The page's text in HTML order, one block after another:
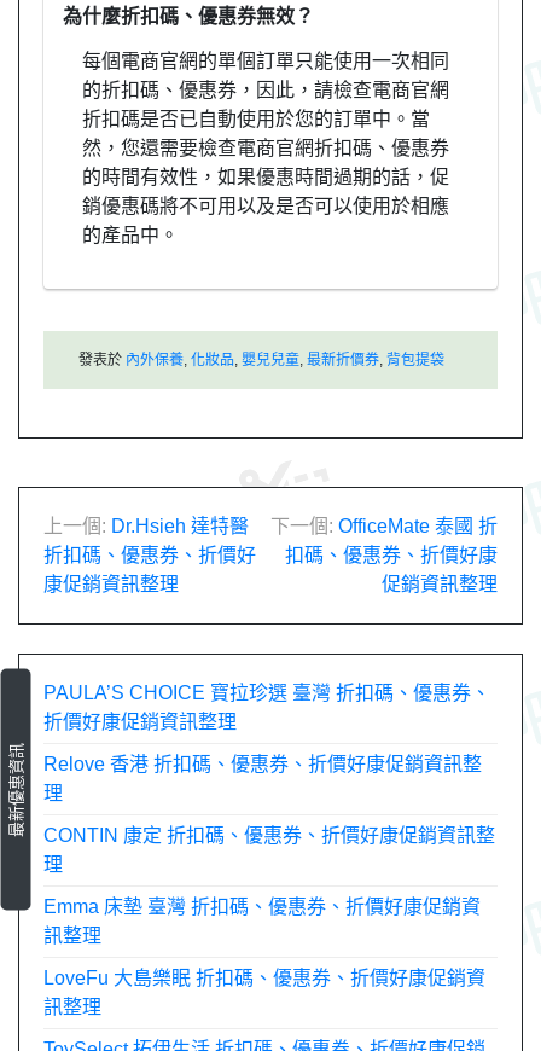
為什麼折扣碼、優惠券無效？
每個電商官網的單個訂單只能使用一次相同
的折扣碼、優惠券，因此，請檢查電商官網
折扣碼是否已自動使用於您的訂單中。當
然，您還需要檢查電商官網折扣碼、優惠券
的時間有效性，如果優惠時間過期的話，促
銷優惠碼將不可用以及是否可以使用於相應
的產品中。
發表於 內外保養 化妝品 嬰兒兒童 最新折價券 背包提袋
文
章
導
上一個: Dr.Hsieh 達特醫
折扣碼、優惠券、折價好
康促銷資訊整理
下一個: OfficeMate 泰國 折
扣碼、優惠券、折價好康
促銷資訊整理
最新優惠資訊
PAULA’S CHOICE 寶拉珍選 臺灣 折扣碼、優惠券、
折價好康促銷資訊整理
Relove 香港 折扣碼、優惠券、折價好康促銷資訊整
理
CONTIN 康定 折扣碼、優惠券、折價好康促銷資訊整
理
Emma 床墊 臺灣 折扣碼、優惠券、折價好康促銷資
訊整理
LoveFu 大島樂眠 折扣碼、優惠券、折價好康促銷資
訊整理